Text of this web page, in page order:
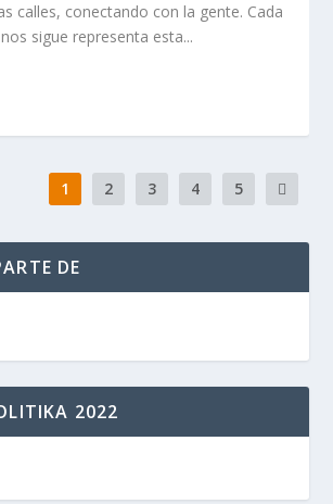
calles, conectando con la gente. Cada
sigue representa esta...
1 2 3 4 5
DE
2022